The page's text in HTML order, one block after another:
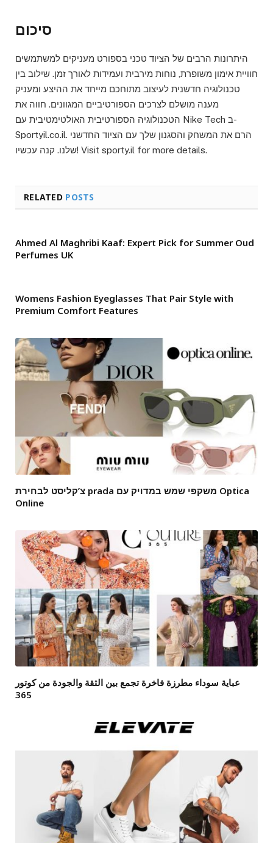
סיכום
היתרונות הרבים של הציוד טכני בספורט מעניקים למשתמשים
חוויית אימון משופרת, נוחות מירבית ועמידות לאורך זמן. שילוב בין
טכנולוגיה חדשנית לעיצוב מתוחכם מייחד את ההיצע ומעניק
מענה מושלם לצרכים הספורטיביים המגוונים. חווה את
הטכנולוגיה הספורטיבית האולטימטיבית עם Nike Tech ב-
Sportyil.co.il. הרם את המשחק והסגנון שלך עם הציוד החדשני
שלנו. קנה עכשיו! Visit sporty.il for more details.
RELATED POSTS
Ahmed Al Maghribi Kaaf: Expert Pick for Summer Oud
Perfumes UK
Womens Fashion Eyeglasses That Pair Style with
Premium Comfort Features
צ’קליסט לבחירת prada משקפי שמש במדויק עם Optica
Online
عباية سوداء مطرزة فاخرة تجمع بين الثقة والجودة من كوتور
365